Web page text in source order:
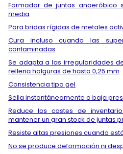
Formador de juntas anaeróbico
media
Para bridas rígidas de metales
Cura incluso cuando las
contaminadas
Se adapta a las irregularidades
rellena holguras de hasta 0,25 mm
Consistencia tipo gel
Sella instantáneamente a baja
Reduce los costes de
mantener un gran stock de juntas
Resiste altas presiones cuando
No se produce deformación ni